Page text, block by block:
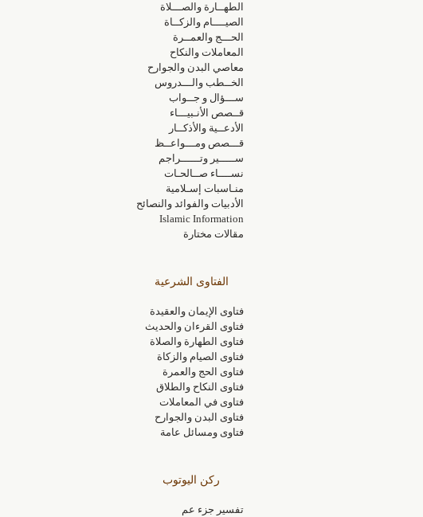
الطهــارة والصـــلاة
الصيــــام والزكــاة
الحـــج والعمــرة
المعاملات والنكاح
معاصي البدن والجوارح
الخــطب والـــدروس
ســـؤال و جــواب
قــصص الأنـبيـــاء
الأدعــية والأذكــار
قـــصص ومـــواعــظ
ســـــير وتــــــراجم
نســــاء صــالحـات
منـاسبات إسـلامية
الأدبيات والفوائد والنصائح
Islamic Information
مقالات مختارة
الفتاوى الشرعية
فتاوى الإيمان والعقيدة
فتاوى القرءان والحديث
فتاوى الطهارة والصلاة
فتاوى الصيام والزكاة
فتاوى الحج والعمرة
فتاوى النكاح والطلاق
فتاوى في المعاملات
فتاوى البدن والجوارح
فتاوى ومسائل عامة
ركن اليوتوب
تفسير جزء عم